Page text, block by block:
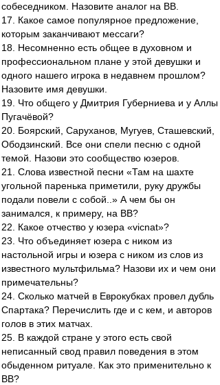
собеседником. Назовите аналог на ВВ.
17. Какое самое популярное предложение,
которым заканчивают мессаги?
18. Несомненно есть общее в духовном и
профессиональном плане у этой девушки и
одного нашего игрока в недавнем прошлом?
Назовите имя девушки.
19. Что общего у Дмитрия Губерниева и у Аллы
Пугачёвой?
20. Боярский, Саруханов, Мугуев, Сташевский,
Ободзинский. Все они спели песню с одной
темой. Назови это сообщество юзеров.
21. Слова известной песни «Там на шахте
угольной паренька приметили, руку дружбы
подали повели с собой..» А чем бы он
занимался, к примеру, на ВВ?
22. Какое отчество у юзера «vicnat»?
23. Что объединяет юзера с ником из
настольной игры и юзера с ником из слов из
известного мультфильма? Назови их и чем они
примечательны?
24. Сколько матчей в Еврокубках провел дубль
Спартака? Перечислить где и с кем, и авторов
голов в этих матчах.
25. В каждой стране у этого есть свой
неписанный свод правил поведения в этом
обыденном ритуале. Как это применительно к
ВВ?